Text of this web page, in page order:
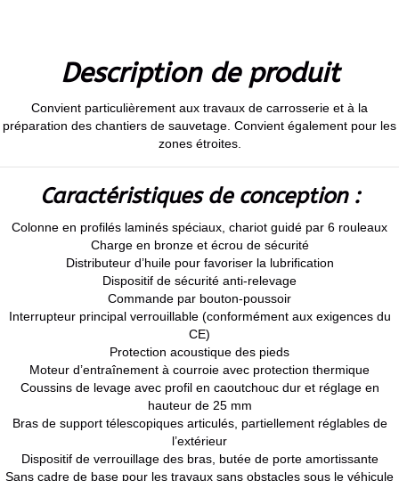
Description de produit
Convient particulièrement aux travaux de carrosserie et à la
préparation des chantiers de sauvetage. Convient également pour les
zones étroites.
Caractéristiques de conception :
Colonne en profilés laminés spéciaux, chariot guidé par 6 rouleaux
Charge en bronze et écrou de sécurité
Distributeur d’huile pour favoriser la lubrification
Dispositif de sécurité anti-relevage
Commande par bouton-poussoir
Interrupteur principal verrouillable (conformément aux exigences du
CE)
Protection acoustique des pieds
Moteur d’entraînement à courroie avec protection thermique
Coussins de levage avec profil en caoutchouc dur et réglage en
hauteur de 25 mm
Bras de support télescopiques articulés, partiellement réglables de
l’extérieur
Dispositif de verrouillage des bras, butée de porte amortissante
Sans cadre de base pour les travaux sans obstacles sous le véhicule